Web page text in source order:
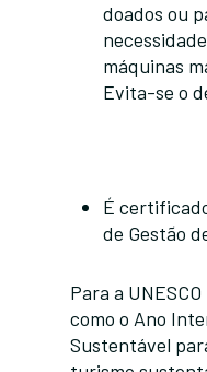
doados ou
máquinas
Evita-se o
É
de Gestão
Para a
como o Ano
Sustentável